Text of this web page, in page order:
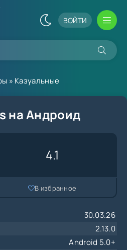
ВОЙТИ
» Казуальные
на Андроид
30.03.26
2.13.0
Android 5.0+
4.1
В избранное